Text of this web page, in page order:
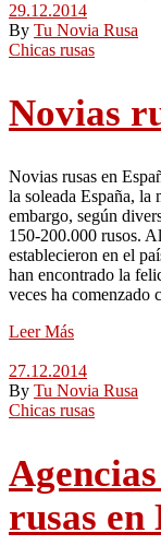
29.12.2014
By Tu Novia Rusa
Chicas rusas
Novias
Novias rusas en
la soleada España, la
embargo, según
150-200.000 rusos.
establecieron en el
han encontrado la
veces ha comenzado
Leer Más
27.12.2014
By Tu Novia Rusa
Chicas rusas
rusas en